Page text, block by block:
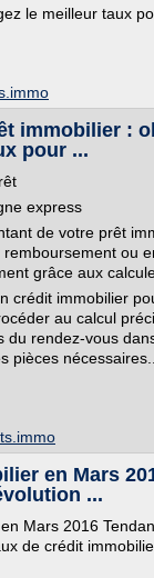
le meilleur taux
immobilier :
pour ...
express
de votre prêt
remboursement ou
grâce aux
crédit immobilier
au calcul
du rendez-vous
pièces nécessaires...
en Mars
...
Mars 2016
de crédit